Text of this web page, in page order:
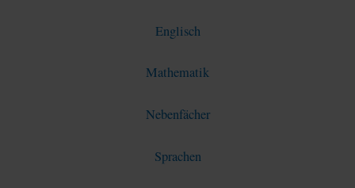
Englisch
Mathematik
Nebenfächer
Sprachen